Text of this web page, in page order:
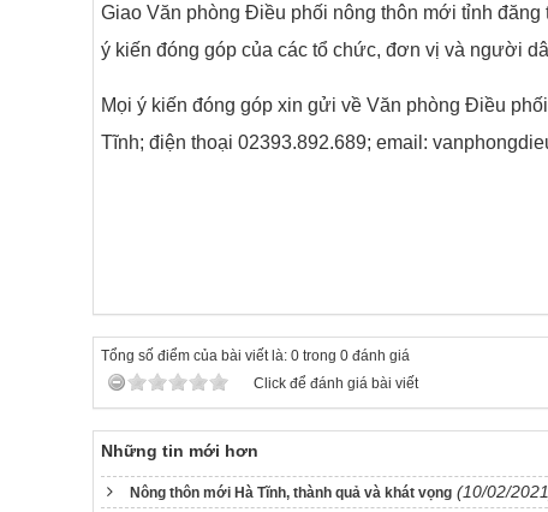
Giao Văn phòng Điều phối nông thôn mới tỉnh
ý kiến đóng góp của các tổ chức, đơn vị và người
Mọi ý kiến đóng góp xin gửi về Văn phòng Điều
Tĩnh; điện thoại 02393.892.689; email:
Tổng số điểm của bài viết là: 0 trong 0 đánh giá
Click để đánh giá bài viết
Những tin mới hơn
Nông thôn mới Hà Tĩnh, thành quả và khát vọng (10/02/